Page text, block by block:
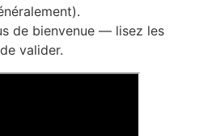
de bienvenue — lisez les
valider.